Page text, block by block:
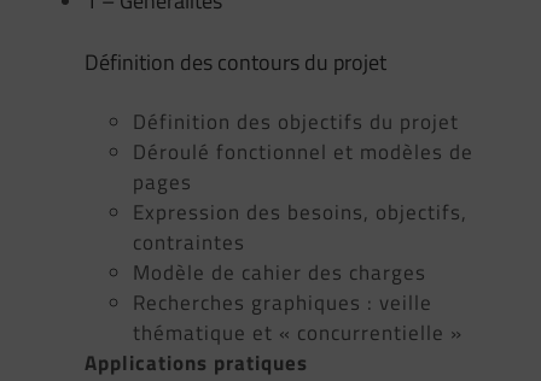
Définition des contours du projet
Définition des objectifs du projet
Déroulé fonctionnel et modèles de
pages
Expression des besoins, objectifs,
contraintes
Modèle de cahier des charges
Recherches graphiques : veille
thématique et « concurrentielle »
Applications pratiques